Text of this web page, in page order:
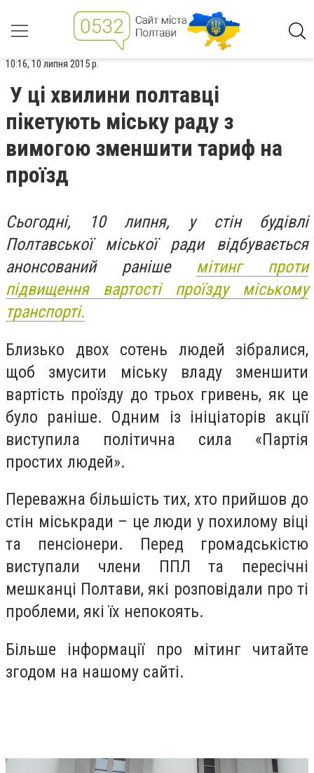
10:16, 10 липня 2015 р.
У ці хвилини полтавці
пікетують міську раду з
вимогою зменшити тариф на
проїзд
Сьогодні, 10 липня, у стін будівлі
Полтавської міської ради відбувається
анонсований раніше мітинг проти
підвищення вартості проїзду міському
транспорті.
Близько двох сотень людей зібралися,
щоб змусити міську владу зменшити
вартість проїзду до трьох гривень, як це
було раніше. Одним із ініціаторів акції
виступила політична сила «Партія
простих людей».
Переважна більшість тих, хто прийшов до
стін міськради – це люди у похилому віці
та пенсіонери. Перед громадськістю
виступали члени ППЛ та пересічні
мешканці Полтави, які розповідали про ті
проблеми, які їх непокоять.
Більше інформації про мітинг читайте
згодом на нашому сайті.